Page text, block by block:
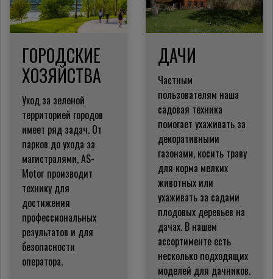
ГОРОДСКИЕ
ХОЗЯЙСТВА
Уход за зеленой
территорией городов
имеет ряд задач. От
парков до ухода за
магистралями, AS-
Motor производит
технику для
достижения
профессиональных
результатов и для
безопасности
оператора.
ДАЧИ
Частным
пользователям наша
садовая техника
помогает ухаживать за
декоративными
газонами, косить траву
для корма мелких
животных или
ухаживать за садами
плодовых деревьев на
дачах. В нашем
ассортименте есть
несколько подходящих
моделей для дачников.